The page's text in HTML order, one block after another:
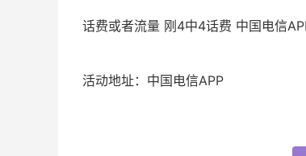
话费或者流量 刚4中4话费 中国电信
活动地址：中国电信APP